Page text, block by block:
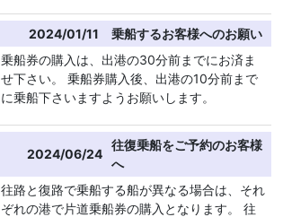
2024/01/11
乗船するお客様へのお願い
乗船券の購入は、出港の30分前までにお済ま
せ下さい。 乗船券購入後、出港の10分前まで
に乗船下さいますようお願いします。
2024/06/24
往復乗船をご予約のお客様
へ
往路と復路で乗船する船が異なる場合は、それ
ぞれの港で片道乗船券の購入となります。 往